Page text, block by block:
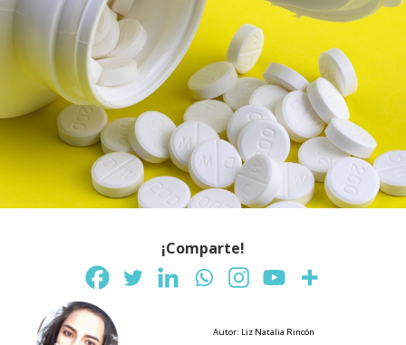
¡Comparte!
Autor: Liz Natalia Rincón